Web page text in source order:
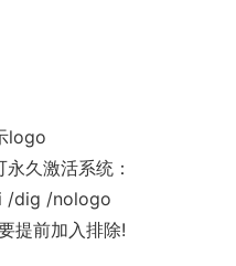
logo
久激活系统：
/dig /nologo
提前加入排除!